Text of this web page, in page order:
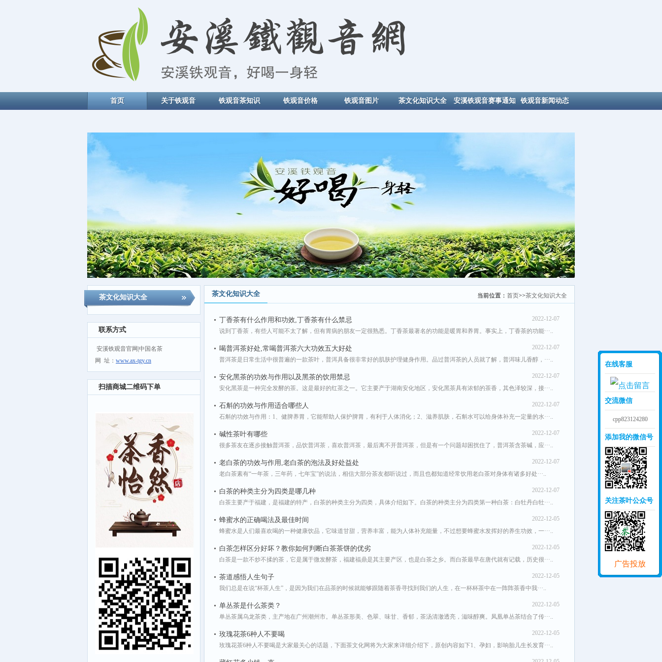
首页 关于铁观音 铁观音茶知识 铁观音价格 铁观音图片 茶文化知识大全 安溪铁观音赛事通知 铁观音新闻动态
茶文化知识大全
联系方式
安溪铁观音官网|中国名茶
网 址： www.ax-tgy.cn
扫描商城二维码下单
当前位置： 首页>>茶文化知识大全
茶文化知识大全
2022-12-07
丁香茶有什么作用和功效,丁香茶有什么禁忌
说到丁香茶，有些人可能不太了解，但有胃病的朋友一定很熟悉。丁香茶最著名的功能是暖胃和养胃。事实上，丁香茶的功能···..
2022-12-07
喝普洱茶好处,常喝普洱茶六大功效五大好处
普洱茶是日常生活中很普遍的一款茶叶，普洱具备很非常好的肌肤护理健身作用。品过普洱茶的人员就了解，普洱味儿香醇，···..
2022-12-07
安化黑茶的功效与作用以及黑茶的饮用禁忌
安化黑茶是一种完全发酵的茶。这是最好的红茶之一。它主要产于湖南安化地区，安化黑茶具有浓郁的茶香，其色泽较深，接···..
2022-12-07
石斛的功效与作用适合哪些人
石斛的功效与作用：1、健脾养胃，它能帮助人保护脾胃，有利于人体消化；2、滋养肌肤，石斛水可以给身体补充一定量的水···..
2022-12-07
碱性茶叶有哪些
很多茶友在逐步接触普洱茶，品饮普洱茶，喜欢普洱茶，最后离不开普洱茶，但是有一个问题却困扰住了，普洱茶含茶碱，应···..
2022-12-07
老白茶的功效与作用,老白茶的泡法及好处益处
老白茶素有“一年茶，三年药，七年宝”的说法，相信大部分茶友都听说过，而且也都知道经常饮用老白茶对身体有诸多好处···..
2022-12-07
白茶的种类主分为四类是哪几种
白茶主要产于福建，是福建的特产，白茶的种类主分为四类，具体介绍如下。白茶的种类主分为四类第一种白茶：白牡丹白牡···..
2022-12-05
蜂蜜水的正确喝法及最佳时间
蜂蜜水是人们最喜欢喝的一种健康饮品，它味道甘甜，营养丰富，能为人体补充能量，不过想要蜂蜜水发挥好的养生功效，一···..
2022-12-05
白茶怎样区分好坏？教你如何判断白茶茶饼的优劣
白茶是一款不炒不揉的茶，它是属于微发酵茶，福建福鼎是其主要产区，也是白茶之乡。而白茶最早在唐代就有记载，历史很···..
2022-12-05
茶道感悟人生句子
我们总是在说“杯茶人生”，是因为我们在品茶的时候就能够跟随着茶香寻找到我们的人生，在一杯杯茶中在一阵阵茶香中我···..
2022-12-05
单丛茶是什么茶类？
单丛茶属乌龙茶类，主产地在广州潮州市。单丛茶形美、色翠、味甘、香郁，茶汤清澈透亮，滋味醇爽。凤凰单丛茶结合了传···..
2022-12-05
玫瑰花茶6种人不要喝
玫瑰花茶6种人不要喝是大家最关心的话题，下面茶文化网将为大家来详细介绍下，原创内容如下1、孕妇，影响胎儿生长发育···..
在线客服
交流微信
cpp823124280
添加我的微信号
关注茶叶公众号
广告投放